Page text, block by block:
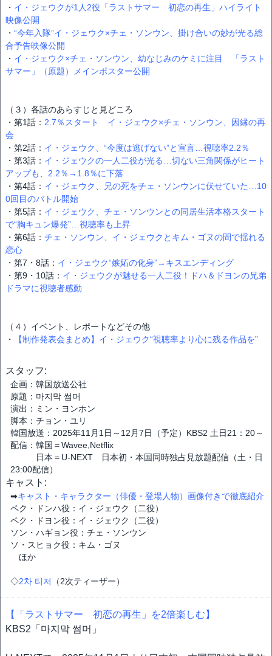
・ イ・ジェウクが1人2役「ラストサマー 初恋の再生」ハイライト
映像公開
・ “今年入隊”イ・ジェウク×チェ・ソンウン、掛け合いの妙が光る総
合予告映像公開
・ イ・ジェウク×チェ・ソンウン、幼なじみのケミに注目 「ラスト
サマー」（原題）メインポスター公開
（３）各話のあらすじと見どころ
・第1話： 2.7％スタート イ・ジェウク×チェ・ソンウン、因縁の再
会
・第2話： イ・ジェウク、“今度は逃げない”と宣言…視聴率2.2％
・第3話： イ・ジェウクの一人二役が光る…切ない三角関係がヒート
アップも、2.2％→1.8％に下落
・第4話： イ・ジェウク、兄の死をチェ・ソンウンに伏せていた…10
0回目のバトル開始
・第5話： イ・ジェウク、チェ・ソンウンとの同居生活本格スタート
で“胸キュン爆発”…視聴率も上昇
・第6話： チェ・ソンウン、イ・ジェウクとキム・ゴヌの間で揺れる
恋心
・第7・8話： イ・ジェウク“嫉妬の化身”→キスエンディング
・第9・10話： イ・ジェウクが魅せる一人二役！ドハ＆ドヨンの兄弟
ドラマに視聴者感動
（４）イベント、レポートなどその他
・
【制作発表会まとめ】イ・ジェウク“視聴率より心に残る作品を”
スタッフ:
企画：韓国放送公社
原題：마지막 썸머
演出：ミン・ヨンホン
脚本：チョン・ユリ
韓国放送：2025年11月1日～12月7日（予定）KBS2 土日21：20～
配信：韓国＝Wavee,Netflix
日本＝U-NEXT 日本初・本国同時独占見放題配信（土・日
23:00配信）
キャスト:
➡キャスト・キャラクター（俳優・登場人物）画像付きで徹底紹介
ペク・ドンハ役：イ・ジェウク（二役）
ペク・ドヨン役：イ・ジェウク（二役）
ソン・ハギョン役：チェ・ソンウン
ソ・スヒョク役：キム・ゴヌ
ほか
◇2차 티저 （2次ティーザー）
【「ラストサマー 初恋の再生」を2倍楽しむ】
KBS2「마지막 썸머」